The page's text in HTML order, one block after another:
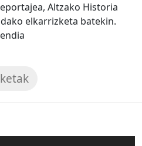
Altzako Historia
elkarrizketa batekin.